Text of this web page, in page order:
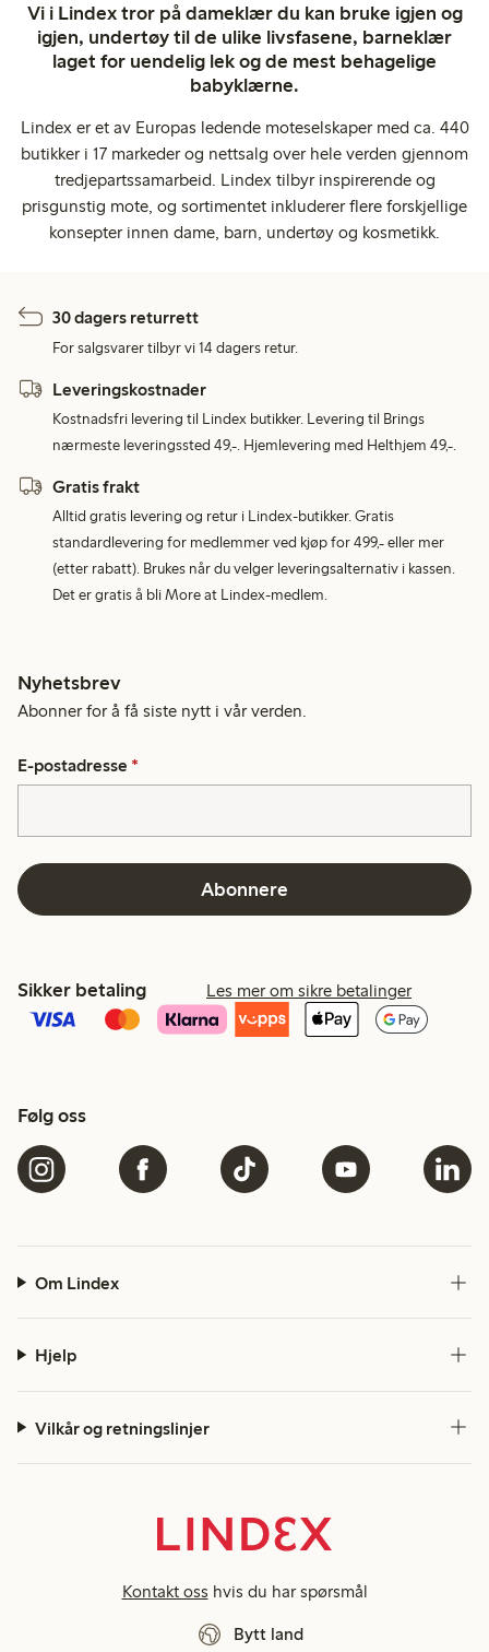
Vi i Lindex tror på dameklær du kan bruke igjen og
igjen, undertøy til de ulike livsfasene, barneklær
laget for uendelig lek og de mest behagelige
babyklærne.
Lindex er et av Europas ledende moteselskaper med ca. 440
butikker i 17 markeder og nettsalg over hele verden gjennom
tredjepartssamarbeid. Lindex tilbyr inspirerende og
prisgunstig mote, og sortimentet inkluderer flere forskjellige
konsepter innen dame, barn, undertøy og kosmetikk.
30 dagers returrett
For salgsvarer tilbyr vi 14 dagers retur.
Leveringskostnader
Kostnadsfri levering til Lindex butikker. Levering til Brings
nærmeste leveringssted 49,-. Hjemlevering med Helthjem 49,-.
Gratis frakt
Alltid gratis levering og retur i Lindex-butikker. Gratis
standardlevering for medlemmer ved kjøp for 499,- eller mer
(etter rabatt). Brukes når du velger leveringsalternativ i kassen.
Det er gratis å bli More at Lindex-medlem.
Nyhetsbrev
Abonner for å få siste nytt i vår verden.
E-postadresse *
Abonnere
Sikker betaling Les mer om sikre betalinger
Følg oss
Om Lindex
Hjelp
Vilkår og retningslinjer
Kontakt oss hvis du har spørsmål
Bytt land